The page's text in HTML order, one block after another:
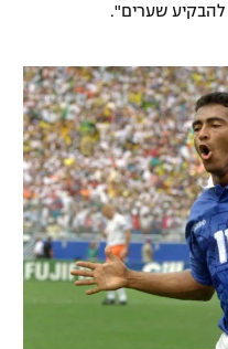
להבקיע שערים".